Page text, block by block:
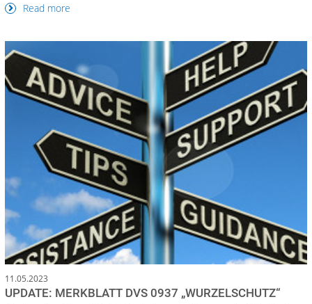
Read more
11.05.2023
UPDATE: MERKBLATT DVS 0937 „WURZELSCHUTZ“